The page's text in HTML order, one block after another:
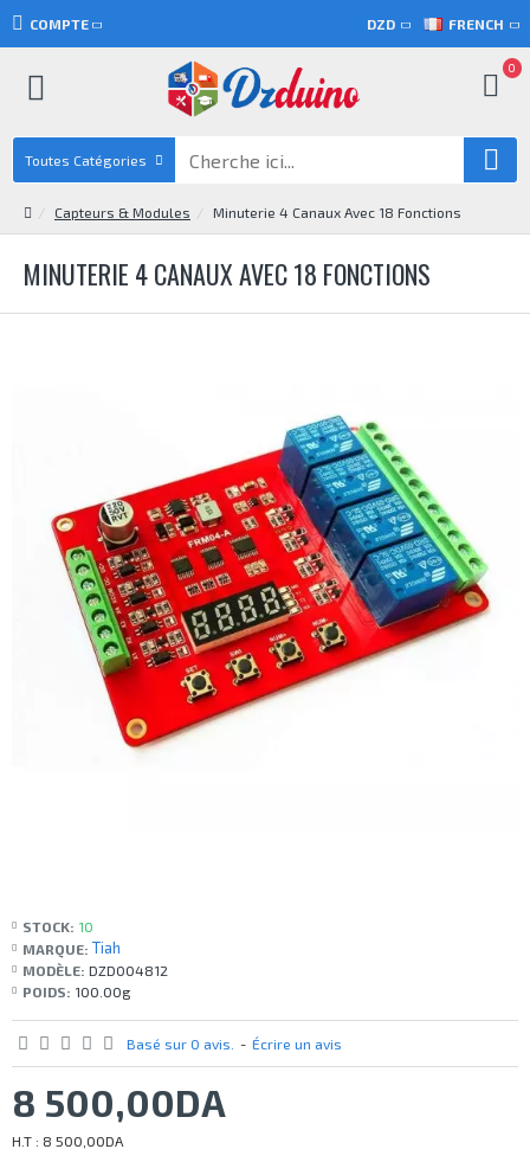
COMPTE DZD FRENCH
0
Toutes Catégories
Capteurs & Modules Minuterie 4 Canaux Avec 18 Fonctions
MINUTERIE 4 CANAUX AVEC 18 FONCTIONS
STOCK: 10
MARQUE: Tiah
MODÈLE: DZD004812
POIDS: 100.00g
Basé sur 0 avis. - Écrire un avis
8 500,00DA
H.T : 8 500,00DA